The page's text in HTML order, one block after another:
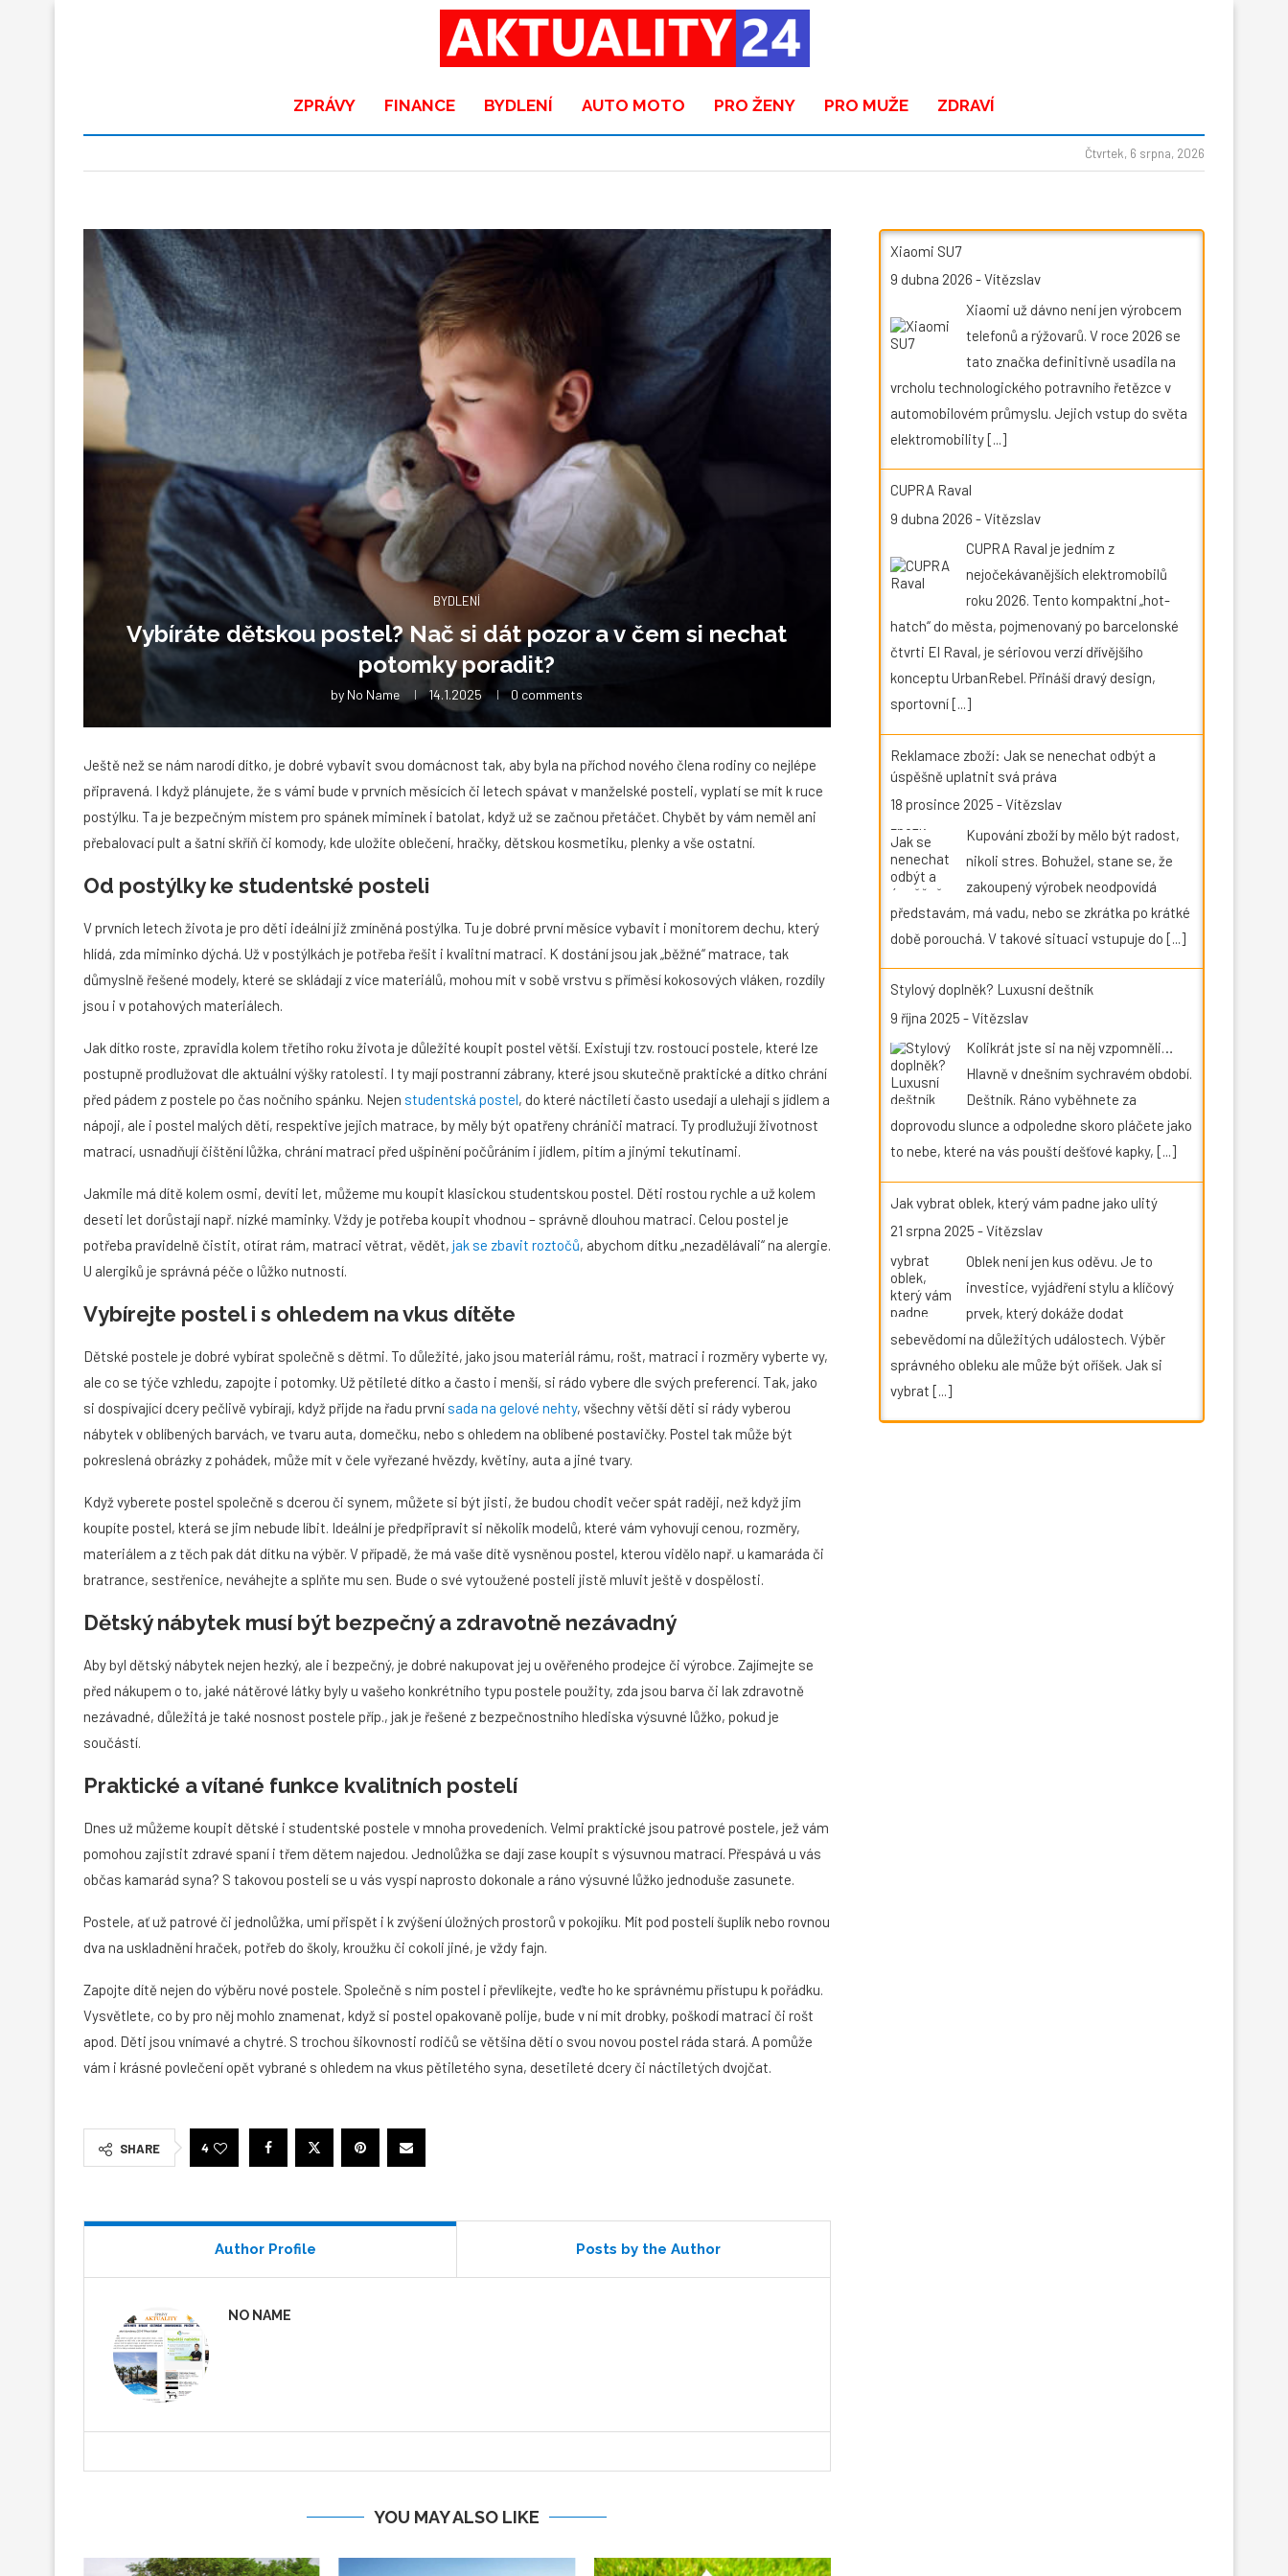
ZPRÁVY FINANCE BYDLENÍ AUTO MOTO PRO ŽENY PRO MUŽE ZDRAVÍ
Čtvrtek, 6 srpna, 2026
BYDLENÍ
Vybíráte dětskou postel? Nač si dát pozor a v čem si nechat
potomky poradit?
by No Name 14.1.2025 0 comments
Ještě než se nám narodí dítko, je dobré vybavit svou domácnost tak, aby byla na příchod nového člena rodiny co nejlépe
připravená. I když plánujete, že s vámi bude v prvních měsících či letech spávat v manželské posteli, vyplatí se mít k ruce
postýlku. Ta je bezpečným místem pro spánek miminek i batolat, když už se začnou přetáčet. Chybět by vám neměl ani
přebalovací pult a šatní skříň či komody, kde uložíte oblečení, hračky, dětskou kosmetiku, plenky a vše ostatní.
Od postýlky ke studentské posteli
V prvních letech života je pro děti ideální již zmíněná postýlka. Tu je dobré první měsíce vybavit i monitorem dechu, který
hlídá, zda miminko dýchá. Už v postýlkách je potřeba řešit i kvalitní matraci. K dostání jsou jak „běžné“ matrace, tak
důmyslně řešené modely, které se skládají z více materiálů, mohou mít v sobě vrstvu s příměsí kokosových vláken, rozdíly
jsou i v potahových materiálech.
Jak dítko roste, zpravidla kolem třetího roku života je důležité koupit postel větší. Existují tzv. rostoucí postele, které lze
postupně prodlužovat dle aktuální výšky ratolesti. I ty mají postranní zábrany, které jsou skutečně praktické a dítko chrání
před pádem z postele po čas nočního spánku. Nejen studentská postel, do které náctiletí často usedají a ulehají s jídlem a
nápoji, ale i postel malých dětí, respektive jejich matrace, by měly být opatřeny chrániči matrací. Ty prodlužují životnost
matrací, usnadňují čištění lůžka, chrání matraci před ušpinění počůráním i jídlem, pitím a jinými tekutinami.
Jakmile má dítě kolem osmi, devíti let, můžeme mu koupit klasickou studentskou postel. Děti rostou rychle a už kolem
deseti let dorůstají např. nízké maminky. Vždy je potřeba koupit vhodnou – správně dlouhou matraci. Celou postel je
potřeba pravidelně čistit, otírat rám, matraci větrat, vědět, jak se zbavit roztočů, abychom dítku „nezadělávali“ na alergie.
U alergiků je správná péče o lůžko nutností.
Vybírejte postel i s ohledem na vkus dítěte
Dětské postele je dobré vybírat společně s dětmi. To důležité, jako jsou materiál rámu, rošt, matraci i rozměry vyberte vy,
ale co se týče vzhledu, zapojte i potomky. Už pětileté dítko a často i menší, si rádo vybere dle svých preferencí. Tak, jako
si dospívající dcery pečlivě vybírají, když přijde na řadu první sada na gelové nehty, všechny větší děti si rády vyberou
nábytek v oblíbených barvách, ve tvaru auta, domečku, nebo s ohledem na oblíbené postavičky. Postel tak může být
pokreslená obrázky z pohádek, může mít v čele vyřezané hvězdy, květiny, auta a jiné tvary.
Když vyberete postel společně s dcerou či synem, můžete si být jisti, že budou chodit večer spát raději, než když jim
koupíte postel, která se jim nebude líbit. Ideální je předpřipravit si několik modelů, které vám vyhovují cenou, rozměry,
materiálem a z těch pak dát dítku na výběr. V případě, že má vaše dítě vysněnou postel, kterou vidělo např. u kamaráda či
bratrance, sestřenice, neváhejte a splňte mu sen. Bude o své vytoužené posteli jistě mluvit ještě v dospělosti.
Dětský nábytek musí být bezpečný a zdravotně nezávadný
Aby byl dětský nábytek nejen hezký, ale i bezpečný, je dobré nakupovat jej u ověřeného prodejce či výrobce. Zajímejte se
před nákupem o to, jaké nátěrové látky byly u vašeho konkrétního typu postele použity, zda jsou barva či lak zdravotně
nezávadné, důležitá je také nosnost postele příp., jak je řešené z bezpečnostního hlediska výsuvné lůžko, pokud je
součástí.
Praktické a vítané funkce kvalitních postelí
Dnes už můžeme koupit dětské i studentské postele v mnoha provedeních. Velmi praktické jsou patrové postele, jež vám
pomohou zajistit zdravé spaní i třem dětem najedou. Jednolůžka se dají zase koupit s výsuvnou matrací. Přespává u vás
občas kamarád syna? S takovou postelí se u vás vyspí naprosto dokonale a ráno výsuvné lůžko jednoduše zasunete.
Postele, ať už patrové či jednolůžka, umí přispět i k zvýšení úložných prostorů v pokojíku. Mít pod postelí šuplík nebo rovnou
dva na uskladnění hraček, potřeb do školy, kroužku či cokoli jiné, je vždy fajn.
Zapojte dítě nejen do výběru nové postele. Společně s ním postel i převlíkejte, veďte ho ke správnému přístupu k pořádku.
Vysvětlete, co by pro něj mohlo znamenat, když si postel opakovaně polije, bude v ní mít drobky, poškodí matraci či rošt
apod. Děti jsou vnímavé a chytré. S trochou šikovnosti rodičů se většina dětí o svou novou postel ráda stará. A pomůže
vám i krásné povlečení opět vybrané s ohledem na vkus pětiletého syna, desetileté dcery či náctiletých dvojčat.
SHARE 4
Author Profile Posts by the Author
NO NAME
YOU MAY ALSO LIKE
Xiaomi SU7
9 dubna 2026 -Vítězslav
Xiaomi už dávno není jen výrobcem
telefonů a rýžovarů. V roce 2026 se
tato značka definitivně usadila na
vrcholu technologického potravního řetězce v
automobilovém průmyslu. Jejich vstup do světa
elektromobility[...]
CUPRA Raval
9 dubna 2026 -Vítězslav
CUPRA Raval je jedním z
nejočekávanějších elektromobilů
roku 2026. Tento kompaktní „hot-
hatch“ do města, pojmenovaný po barcelonské
čtvrti El Raval, je sériovou verzí dřívějšího
konceptu UrbanRebel. Přináší dravý design,
sportovní [...]
Reklamace zboží: Jak se nenechat odbýt a
úspěšně uplatnit svá práva
18 prosince 2025 -Vítězslav
Kupování zboží by mělo být radost,
nikoli stres. Bohužel, stane se, že
zakoupený výrobek neodpovídá
představám, má vadu, nebo se zkrátka po krátké
době porouchá. V takové situaci vstupuje do [...]
Stylový doplněk? Luxusní deštník
9 října 2025 -Vítězslav
Kolikrát jste si na něj vzpomněli…
Hlavně v dnešním sychravém období.
Deštník. Ráno vyběhnete za
doprovodu slunce a odpoledne skoro pláčete jako
to nebe, které na vás pouští dešťové kapky, [...]
Jak vybrat oblek, který vám padne jako ulitý
21 srpna 2025 -Vítězslav
Oblek není jen kus oděvu. Je to
investice, vyjádření stylu a klíčový
prvek, který dokáže dodat
sebevědomí na důležitých událostech. Výběr
správného obleku ale může být oříšek. Jak si
vybrat [...]